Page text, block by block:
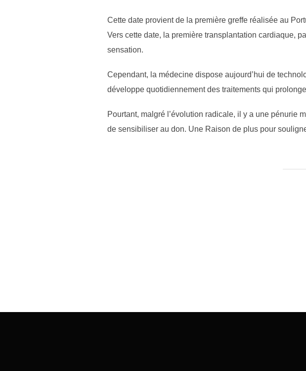
Cette date provient de la première greffe réalisée au
Vers cette date, la première transplantation cardiaque,
sensation.
Cependant, la médecine dispose aujourd’hui de
développe quotidiennement des traitements qui
Pourtant, malgré l’évolution radicale, il y a une pénurie
de sensibiliser au don. Une Raison de plus pour